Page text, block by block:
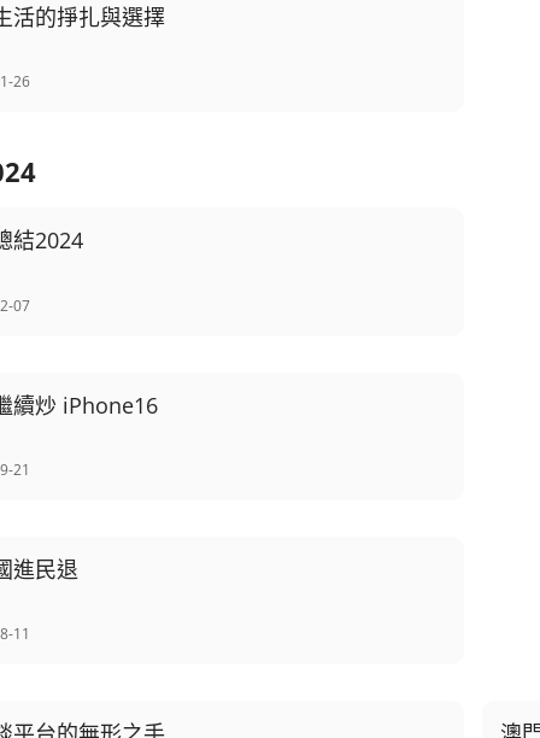
活的掙扎與選擇
26
結2024
07
續炒 iPhone16
21
進民退
11